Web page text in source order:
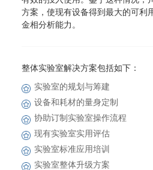
方案，使现有设备得到最大的可利
金相分析能力。
整体实验室解决方案包括如下：
实验室的规划与筹建
设备和耗材的量身定制
协助订制实验室操作流程
现有实验室实用评估
实验室标准应用培训
实验室整体升级方案